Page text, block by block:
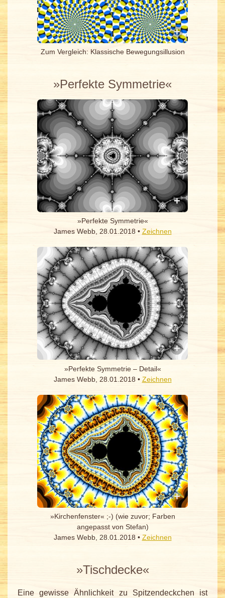
Zum Vergleich: Klassische Bewegungsillusion
»Perfekte Symmetrie«
»Perfekte Symmetrie«
James Webb, 28.01.2018 • Zeichnen
»Perfekte Symmetrie – Detail«
James Webb, 28.01.2018 • Zeichnen
»Kirchenfenster« ;-) (wie zuvor; Farben
angepasst von Stefan)
James Webb, 28.01.2018 • Zeichnen
»Tischdecke«
Eine gewisse Ähnlichkeit zu Spitzendeckchen ist